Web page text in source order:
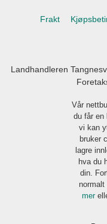
Frakt
Landhandleren
Vår
du får en
vi kan
bruker
lagre
hva du
din.
normalt
mer